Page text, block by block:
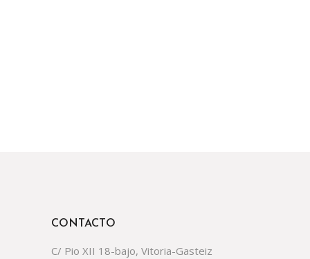
CONTACTO
C/ Pio XII 18-bajo, Vitoria-Gasteiz